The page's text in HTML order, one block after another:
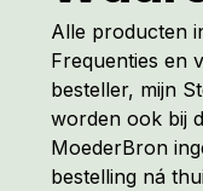
Alle producten
Frequenties en
besteller, mijn
worden ook bij
MoederBron
bestelling ná